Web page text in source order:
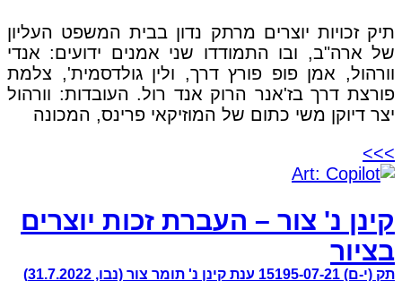
תיק זכויות יוצרים מרתק נדון בבית המשפט העליון
של ארה"ב, ובו התמודדו שני אמנים ידועים: אנדי
וורהול, אמן פופ פורץ דרך, ולין גולדסמית', צלמת
פורצת דרך בז'אנר הרוק אנד רול. העובדות: וורהול
יצר דיוקן משי כתום של המוזיקאי פרינס, המכונה
>>>
קינן נ' צור – העברת זכות יוצרים
בציור
תק (י-ם) 15195-07-21 ענת קינן נ' תומר צור (נבו, 31.7.2022)